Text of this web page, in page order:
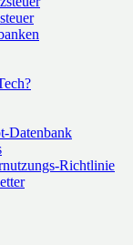
Datenbank
Richtlinie